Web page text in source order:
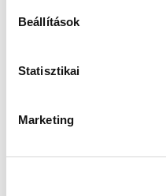
Beállítások
Statisztikai
Marketing